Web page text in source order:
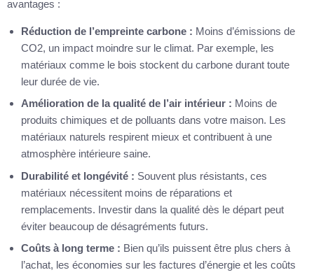
avantages :
Réduction de l’empreinte carbone : Moins d’émissions de
CO2, un impact moindre sur le climat. Par exemple, les
matériaux comme le bois stockent du carbone durant toute
leur durée de vie.
Amélioration de la qualité de l’air intérieur : Moins de
produits chimiques et de polluants dans votre maison. Les
matériaux naturels respirent mieux et contribuent à une
atmosphère intérieure saine.
Durabilité et longévité : Souvent plus résistants, ces
matériaux nécessitent moins de réparations et
remplacements. Investir dans la qualité dès le départ peut
éviter beaucoup de désagréments futurs.
Coûts à long terme : Bien qu’ils puissent être plus chers à
l’achat, les économies sur les factures d’énergie et les coûts